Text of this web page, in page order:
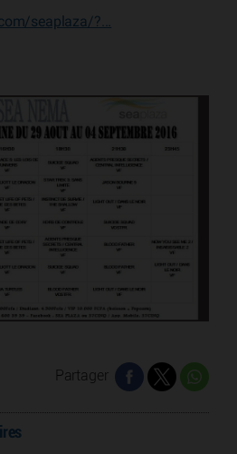
seaplaza/?...
Partager